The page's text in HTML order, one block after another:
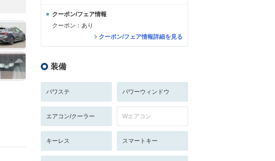
クーポン/フェア情報
クーポン：あり
クーポン/フェア情報詳細を見る
装備
パワステ パワーウィンドウ
エアコン/クーラー Wエアコン
キーレス スマートキー